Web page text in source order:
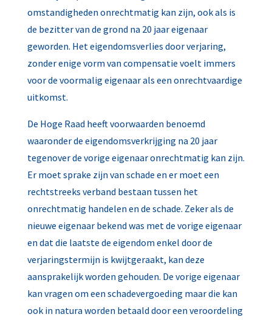
omstandigheden onrechtmatig kan zijn, ook als is
de bezitter van de grond na 20 jaar eigenaar
geworden. Het eigendomsverlies door verjaring,
zonder enige vorm van compensatie voelt immers
voor de voormalig eigenaar als een onrechtvaardige
uitkomst.
De Hoge Raad heeft voorwaarden benoemd
waaronder de eigendomsverkrijging na 20 jaar
tegenover de vorige eigenaar onrechtmatig kan zijn.
Er moet sprake zijn van schade en er moet een
rechtstreeks verband bestaan tussen het
onrechtmatig handelen en de schade. Zeker als de
nieuwe eigenaar bekend was met de vorige eigenaar
en dat die laatste de eigendom enkel door de
verjaringstermijn is kwijtgeraakt, kan deze
aansprakelijk worden gehouden. De vorige eigenaar
kan vragen om een schadevergoeding maar die kan
ook in natura worden betaald door een veroordeling